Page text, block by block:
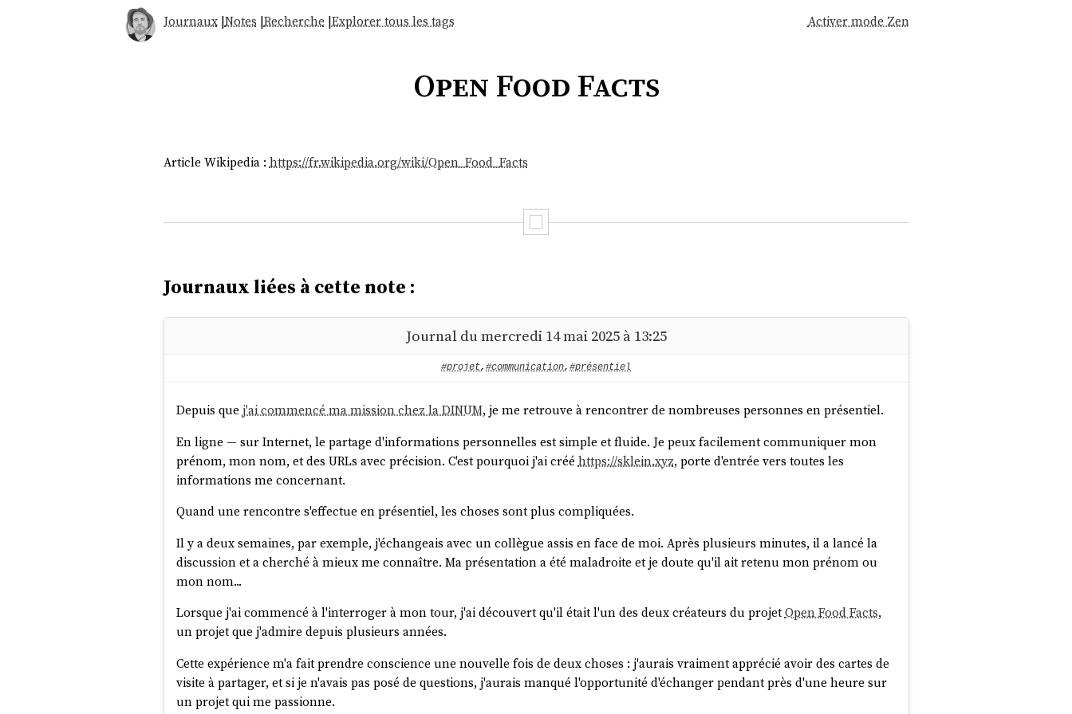
Journaux|Notes |Recherche |Explorer tous les tags Activer mode Zen
Open Food Facts
Article Wikipedia : https://fr.wikipedia.org/wiki/Open_Food_Facts
Journaux liées à cette note :
Journal du mercredi 14 mai 2025 à 13:25
#projet, #communication, #présentiel
Depuis que j'ai commencé ma mission chez la DINUM, je me retrouve à rencontrer de nombreuses personnes en présentiel.
En ligne — sur Internet, le partage d'informations personnelles est simple et fluide. Je peux facilement communiquer mon
prénom, mon nom, et des URLs avec précision. C'est pourquoi j'ai créé https://sklein.xyz, porte d'entrée vers toutes les
informations me concernant.
Quand une rencontre s'effectue en présentiel, les choses sont plus compliquées.
Il y a deux semaines, par exemple, j'échangeais avec un collègue assis en face de moi. Après plusieurs minutes, il a lancé la
discussion et a cherché à mieux me connaître. Ma présentation a été maladroite et je doute qu'il ait retenu mon prénom ou
mon nom...
Lorsque j'ai commencé à l'interroger à mon tour, j'ai découvert qu'il était l'un des deux créateurs du projetOpen Food Facts,
un projet que j'admire depuis plusieurs années.
Cette expérience m'a fait prendre conscience une nouvelle fois de deux choses : j'aurais vraiment apprécié avoir des cartes de
visite à partager, et si je n'avais pas posé de questions, j'aurais manqué l'opportunité d'échanger pendant près d'une heure sur
un projet qui me passionne.